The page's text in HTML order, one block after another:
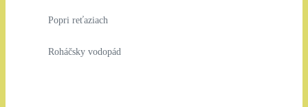
Popri reťaziach
Roháčsky vodopád